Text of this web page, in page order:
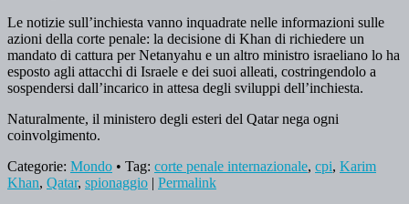
Le notizie sull’inchiesta vanno inquadrate nelle informazioni sulle
azioni della corte penale: la decisione di Khan di richiedere un
mandato di cattura per Netanyahu e un altro ministro israeliano lo ha
esposto agli attacchi di Israele e dei suoi alleati, costringendolo a
sospendersi dall’incarico in attesa degli sviluppi dell’inchiesta.
Naturalmente, il ministero degli esteri del Qatar nega ogni
coinvolgimento.
Categorie: Mondo • Tag: corte penale internazionale, cpi, Karim
Khan, Qatar, spionaggio | Permalink